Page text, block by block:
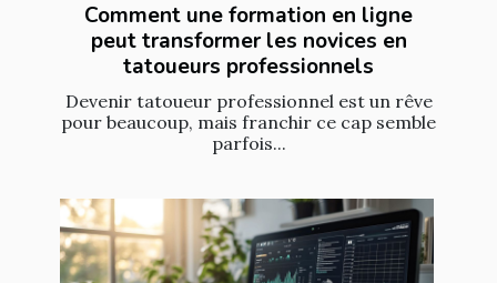
Comment une formation en ligne
peut transformer les novices en
tatoueurs professionnels
Devenir tatoueur professionnel est un rêve
pour beaucoup, mais franchir ce cap semble
parfois...